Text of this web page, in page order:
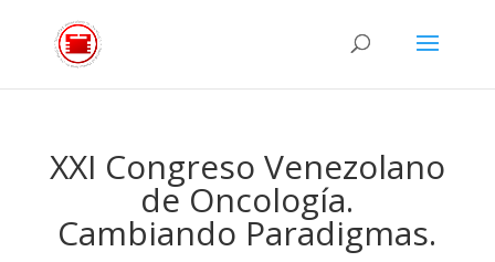
XXI Congreso Venezolano
de Oncología.
Cambiando Paradigmas.